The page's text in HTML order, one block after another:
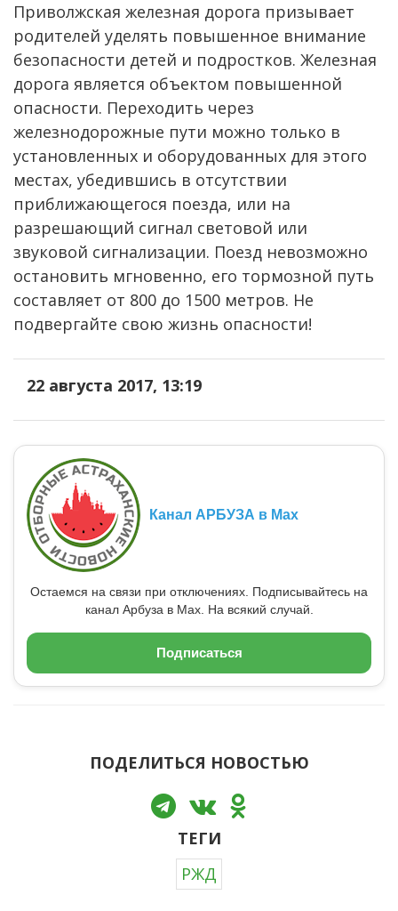
Приволжская железная дорога призывает
родителей уделять повышенное внимание
безопасности детей и подростков. Железная
дорога является объектом повышенной
опасности. Переходить через
железнодорожные пути можно только в
установленных и оборудованных для этого
местах, убедившись в отсутствии
приближающегося поезда, или на
разрешающий сигнал световой или
звуковой сигнализации. Поезд невозможно
остановить мгновенно, его тормозной путь
составляет от 800 до 1500 метров. Не
подвергайте свою жизнь опасности!
22 августа 2017, 13:19
Канал АРБУЗА в Max
Остаемся на связи при отключениях. Подписывайтесь на
канал Арбуза в Max. На всякий случай.
Подписаться
ПОДЕЛИТЬСЯ НОВОСТЬЮ
ТЕГИ
РЖД